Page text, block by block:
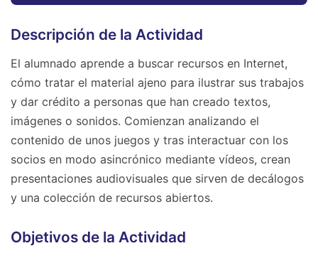
Descripción de la Actividad
El alumnado aprende a buscar recursos en Internet,
cómo tratar el material ajeno para ilustrar sus trabajos
y dar crédito a personas que han creado textos,
imágenes o sonidos. Comienzan analizando el
contenido de unos juegos y tras interactuar con los
socios en modo asincrónico mediante vídeos, crean
presentaciones audiovisuales que sirven de decálogos
y una colección de recursos abiertos.
Objetivos de la Actividad